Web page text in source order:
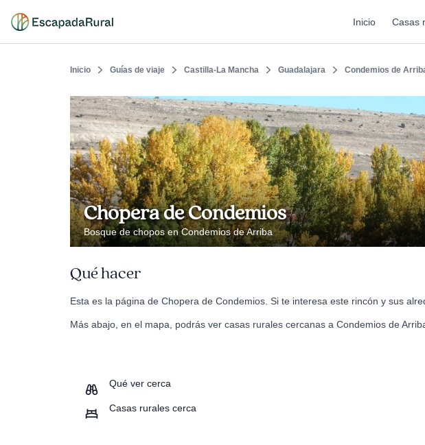
Inicio Casas
Inicio Guías de viaje Castilla-La Mancha Guadalajara Condemios de
Chopera de Condemios
Bosque de chopos en Condemios de Arriba
Qué hacer
Esta es la página de Chopera de Condemios. Si te interesa este rincón y sus
Más abajo, en el mapa, podrás ver casas rurales cercanas a Condemios de
Qué ver cerca
Casas rurales cerca